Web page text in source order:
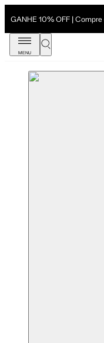
GANHE 10% OFF |
MENU